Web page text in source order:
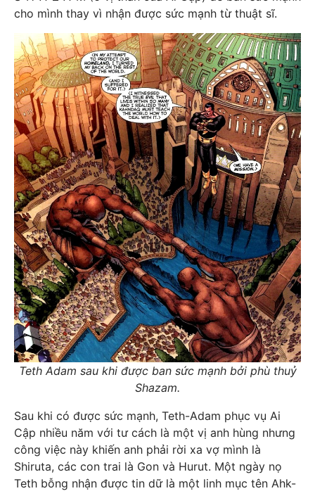
cho mình thay vì nhận được sức mạnh từ thuật sĩ.
Teth Adam sau khi được ban sức mạnh bởi phù thuỷ
Shazam.
Sau khi có được sức mạnh, Teth-Adam phục vụ Ai
Cập nhiều năm với tư cách là một vị anh hùng nhưng
công việc này khiến anh phải rời xa vợ mình là
Shiruta, các con trai là Gon và Hurut. Một ngày nọ
Teth bỗng nhận được tin dữ là một linh mục tên Ahk-